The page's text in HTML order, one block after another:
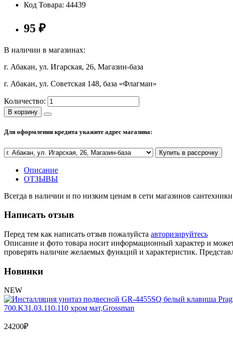
Код Товара: 44439
95 ₽
В наличии в магазинах:
г. Абакан, ул. Игарская, 26, Магазин-база
г. Абакан, ул. Советская 148, база «Флагман»
Количество:
В корзину
Для оформления кредита укажите адрес магазина:
Купить в рассрочку
Описание
ОТЗЫВЫ
Всегда в наличии и по низким ценам в сети магазинов
Написать отзыв
Перед тем как написать отзыв пожалуйста авторизируйтесь
Описание и фото товара носит информационный характер и
проверять наличие желаемых функций и характеристик.
Новинки
NEW
700.K31.03.110.110 хром мат,Grossman
24200₽